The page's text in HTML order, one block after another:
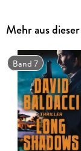
seiner geplanten
behauptet, der
Ist Melvin Mars
bewahrt
freien Fuß
plötzlich
eine noch viel
birgt.
Mehr aus
Band 7